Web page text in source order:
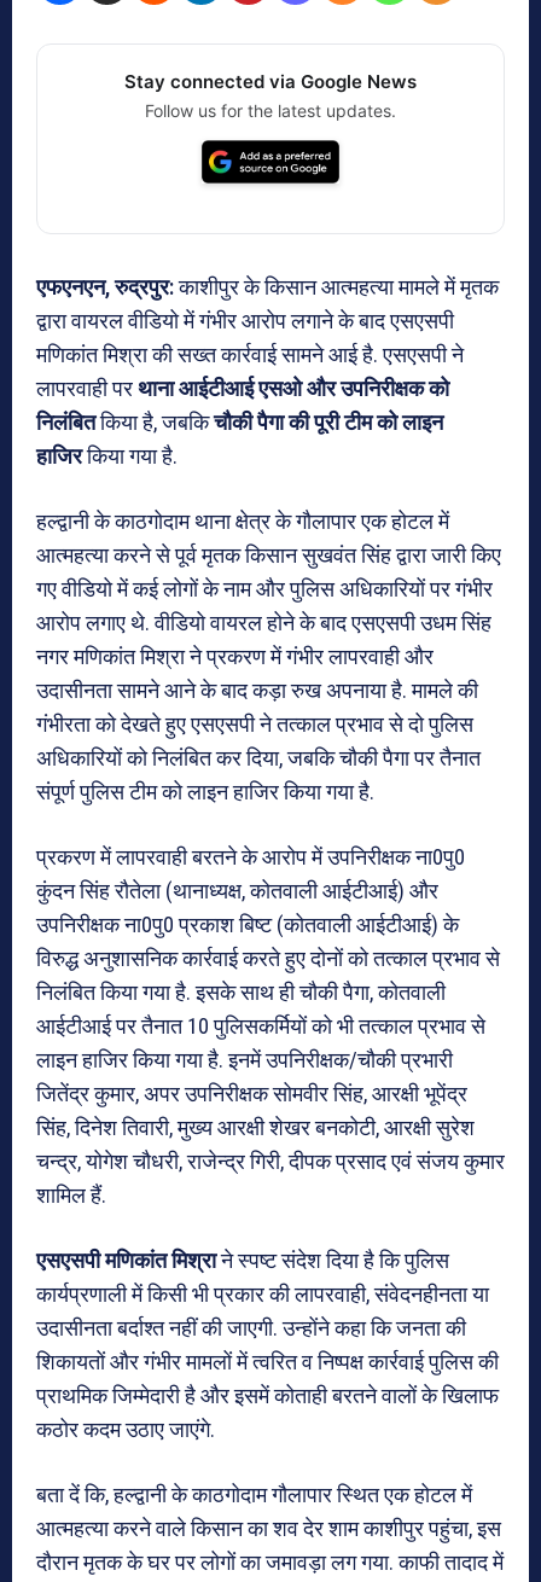
Stay connected via Google News
Follow us for the latest updates.
एफएनएन, रुद्रपुर:काशीपुर केकिसान आत्महत्या मामले में मृतक
द्वारा वायरल वीडियो में गंभीर आरोप लगाने के बाद एसएसपी
मणिकांत मिश्रा की सख्त कार्रवाई सामने आई है. एसएसपी ने
लापरवाही परथाना आईटीआई एसओ और उपनिरीक्षक को
निलंबितकिया है, जबकिचौकी पैगा की पूरी टीम को लाइन
हाजिरकिया गया है.
हल्द्वानी के काठगोदाम थाना क्षेत्र के गौलापार एक होटल में
आत्महत्या करने से पूर्व मृतक किसान सुखवंत सिंह द्वारा जारी किए
गए वीडियो में कई लोगों के नाम और पुलिस अधिकारियों पर गंभीर
आरोप लगाए थे. वीडियो वायरल होने के बाद एसएसपी उधम सिंह
नगर मणिकांत मिश्रा ने प्रकरण में गंभीर लापरवाही और
उदासीनता सामने आने के बाद कड़ा रुख अपनाया है. मामले की
गंभीरता को देखते हुए एसएसपी ने तत्काल प्रभाव से दो पुलिस
अधिकारियों को निलंबित कर दिया, जबकि चौकी पैगा पर तैनात
संपूर्ण पुलिस टीम को लाइन हाजिर किया गया है.
प्रकरण में लापरवाही बरतने के आरोप में उपनिरीक्षक ना0पु0
कुंदन सिंह रौतेला (थानाध्यक्ष, कोतवाली आईटीआई) और
उपनिरीक्षक ना0पु0 प्रकाश बिष्ट (कोतवाली आईटीआई) के
विरुद्ध अनुशासनिक कार्रवाई करते हुए दोनों को तत्काल प्रभाव से
निलंबित किया गया है. इसके साथ ही चौकी पैगा, कोतवाली
आईटीआई पर तैनात 10 पुलिसकर्मियों को भी तत्काल प्रभाव से
लाइन हाजिर किया गया है. इनमें उपनिरीक्षक/चौकी प्रभारी
जितेंद्र कुमार, अपर उपनिरीक्षक सोमवीर सिंह, आरक्षी भूपेंद्र
सिंह, दिनेश तिवारी, मुख्य आरक्षी शेखर बनकोटी, आरक्षी सुरेश
चन्द्र, योगेश चौधरी, राजेन्द्र गिरी, दीपक प्रसाद एवं संजय कुमार
शामिल हैं.
एसएसपी मणिकांत मिश्राने स्पष्ट संदेश दिया है कि पुलिस
कार्यप्रणाली में किसी भी प्रकार की लापरवाही, संवेदनहीनता या
उदासीनता बर्दाश्त नहीं की जाएगी. उन्होंने कहा कि जनता की
शिकायतों और गंभीर मामलों में त्वरित व निष्पक्ष कार्रवाई पुलिस की
प्राथमिक जिम्मेदारी है और इसमें कोताही बरतने वालों के खिलाफ
कठोर कदम उठाए जाएंगे.
बता दें कि, हल्द्वानी के काठगोदाम गौलापार स्थित एक होटल में
आत्महत्या करने वाले किसान का शव देर शाम काशीपुर पहुंचा, इस
दौरान मृतक के घर पर लोगों का जमावड़ा लग गया. काफी तादाद में